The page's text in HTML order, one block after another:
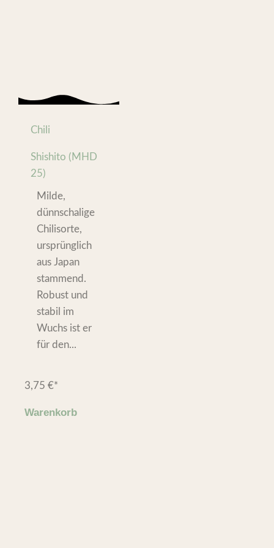
Chili
Shishito (MHD
25)
Milde,
dünnschalige
Chilisorte,
ursprünglich
aus Japan
stammend.
Robust und
stabil im
Wuchs ist er
für den...
3,75 €*
Warenkorb